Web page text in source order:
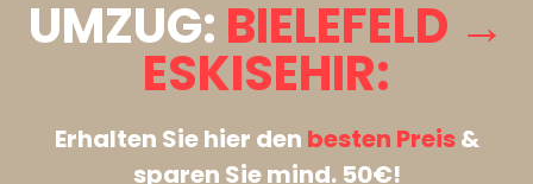
UMZUG: BIELEFELD →
ESKISEHIR:
Erhalten Sie hier den besten Preis&
sparen Sie mind. 50€!